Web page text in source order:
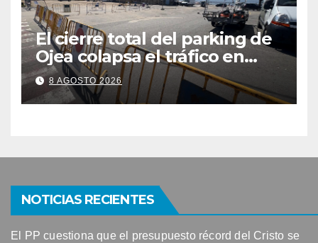
El cierre total del parking de
Ojea colapsa el tráfico en
Cangas
8 AGOSTO 2026
NOTICIAS RECIENTES
El PP cuestiona que el presupuesto récord del Cristo se